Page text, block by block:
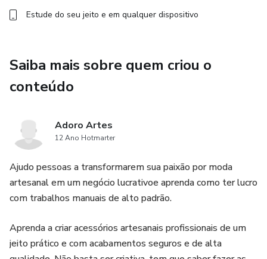
Estude do seu jeito e em qualquer dispositivo
Saiba mais sobre quem criou o
conteúdo
Adoro Artes
12 Ano Hotmarter
Ajudo pessoas a transformarem sua paixão por moda
artesanal em um negócio lucrativoe aprenda como ter lucro
com trabalhos manuais de alto padrão.
Aprenda a criar acessórios artesanais profissionais de um
jeito prático e com acabamentos seguros e de alta